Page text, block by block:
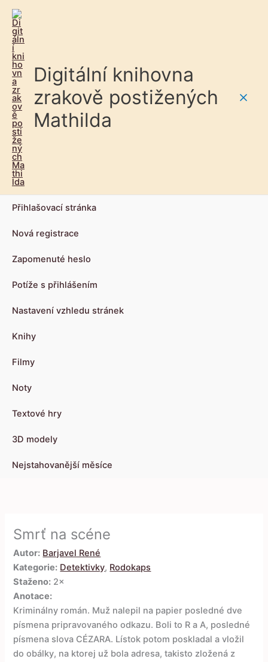
Digitální knihovna
zrakově postižených
Mathilda
Přihlašovací stránka
Nová registrace
Zapomenuté heslo
Potíže s přihlášením
Nastavení vzhledu stránek
Knihy
Filmy
Noty
Textové hry
3D modely
Nejstahovanější měsíce
Smrť na scéne
Autor: Barjavel René
Kategorie: Detektivky, Rodokaps
Staženo: 2×
Anotace:
Kriminálny román. Muž nalepil na papier posledné dve
písmena pripravovaného odkazu. Boli to R a A, posledné
písmena slova CÉZARA. Lístok potom poskladal a vložil
do obálky, na ktorej už bola adresa, takisto zložená z